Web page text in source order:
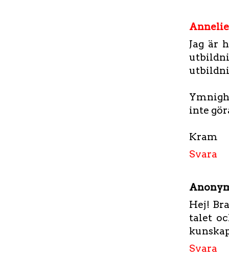
Annelie
Jag är
inte
Kram
Svara
Hej!
talet
Svara